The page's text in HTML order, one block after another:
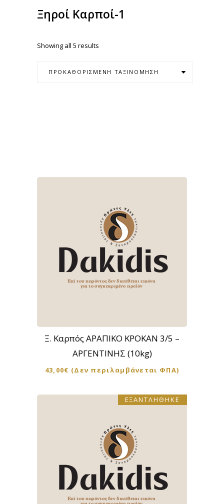
Ξηροί Καρποί-1
Showing all 5 results
ΠΡΟΚΑΘΟΡΙΣΜΈΝΗ ΤΑΞΙΝΌΜΗΣΗ
Ξ. Καρπός ΑΡΑΠΙΚΟ ΚΡΟΚΑΝ 3/5 –
ΑΡΓΕΝΤΙΝΗΣ (10kg)
43,00€ (Δεν περιλαμβάνεται ΦΠΑ)
ΕΞΑΝΤΛΗΘΗΚΕ